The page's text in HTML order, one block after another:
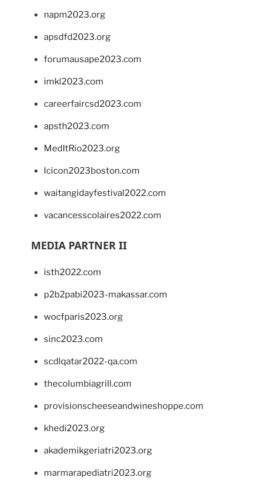
napm2023.org
apsdfd2023.org
forumausape2023.com
imkl2023.com
careerfaircsd2023.com
apsth2023.com
MedItRio2023.org
lcicon2023boston.com
waitangidayfestival2022.com
vacancesscolaires2022.com
MEDIA PARTNER II
isth2022.com
p2b2pabi2023-makassar.com
wocfparis2023.org
sinc2023.com
scdlqatar2022-qa.com
thecolumbiagrill.com
provisionscheeseandwineshoppe.com
khedi2023.org
akademikgeriatri2023.org
marmarapediatri2023.org